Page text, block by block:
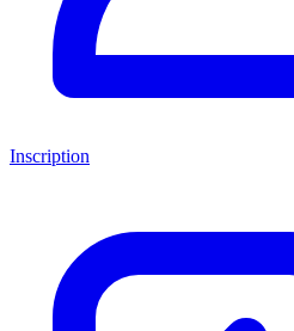
Inscription